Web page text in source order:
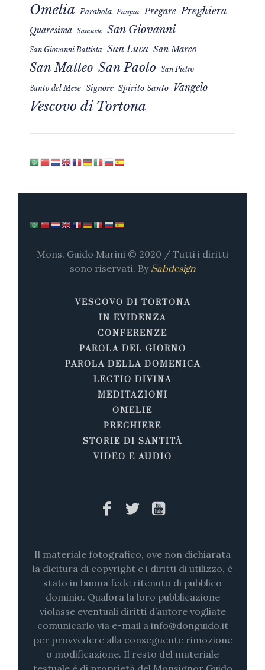
Omelia Parabola Pasqua Pregare Preghiera
Quaresima Samuele San Giovanni
San Giovanni Battista San Luca San Marco
San Matteo San Paolo San Pietro
Santo del Mese Signore Spirito Santo Vangelo
Vescovo di Tortona
Mons. Guido Marini © 2020 / Tutti i diritti
sono riservati. By Sabdesign
VESCOVO DI TORTONA
IN EVIDENZA
CONFERENZE
PAROLA DEL GIORNO
PAROLA DELLA DOMENICA
LECTIO DIVINA
MEDITAZIONI
OMELIE
PREGHIERE
STORIE DI SANTITÀ
VIDEO E AUDIO
Il materiale fotografico, ove non dichiarata
la dicitura di copyright e i diritti di utilizzo, è
stato in buona fede ritenuto di pubblico
dominio. Qualora la loro pubblicazione
violasse eventuali diritti d’autore vogliate
comunicarlo via e-mail a info@donguido.it
per provvedere alla conseguente rimozione
o modificazione. Il resto del materiale